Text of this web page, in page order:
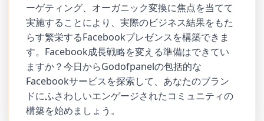
ーゲティング、オーガニック変換に焦点を当てて
実施することにより、実際のビジネス結果をもた
らす繁栄するFacebookプレゼンスを構築できま
す。Facebook成長戦略を変える準備はできてい
ますか？今日からGodofpanelの包括的な
Facebookサービスを探索して、あなたのブラン
ドにふさわしいエンゲージされたコミュニティの
構築を始めましょう。